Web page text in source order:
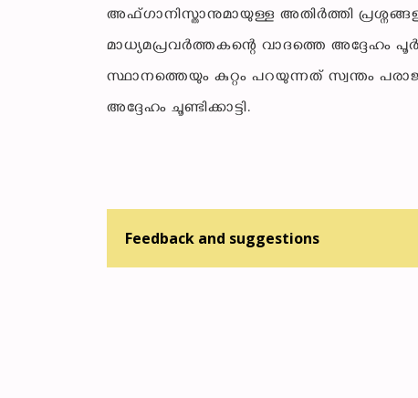
അഫ്ഗാനിസ്താനുമായുള്ള അതിർത്തി
മാധ്യമപ്രവർത്തകന്റെ വാദത്തെ അദ്ദേഹം
സ്ഥാനത്തെയും കുറ്റം പറയുന്നത് സ്വന്തം
അദ്ദേഹം ചൂണ്ടിക്കാട്ടി.
Feedback and suggestions